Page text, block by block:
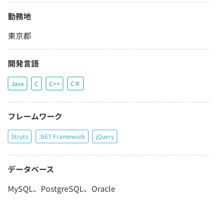
勤務地
東京都
開発言語
Java C C++ C＃
フレームワーク
Struts .NET Framework jQuery
データベース
MySQL、PostgreSQL、Oracle